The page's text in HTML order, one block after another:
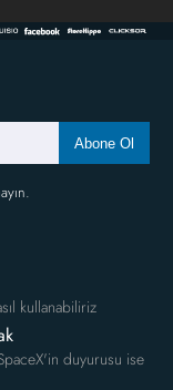
Abone Ol
kullanabiliriz
duyurusu ise